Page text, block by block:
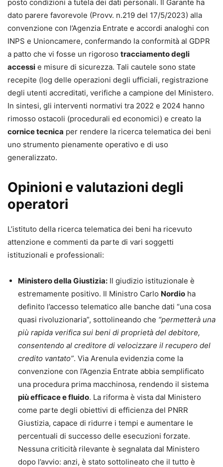
posto condizioni a tutela dei dati personali. Il Garante ha
dato parere favorevole (Provv. n.219 del 17/5/2023) alla
convenzione con l’Agenzia Entrate e accordi analoghi con
INPS e Unioncamere, confermando la conformità al GDPR
a patto che vi fosse un rigoroso tracciamento degli
accessi e misure di sicurezza. Tali cautele sono state
recepite (log delle operazioni degli ufficiali, registrazione
degli utenti accreditati, verifiche a campione del Ministero.
In sintesi, gli interventi normativi tra 2022 e 2024 hanno
rimosso ostacoli (procedurali ed economici) e creato la
cornice tecnica per rendere la ricerca telematica dei beni
uno strumento pienamente operativo e di uso
generalizzato.
Opinioni e valutazioni degli
operatori
L’istituto della ricerca telematica dei beni ha ricevuto
attenzione e commenti da parte di vari soggetti
istituzionali e professionali:
Ministero della Giustizia: Il giudizio istituzionale è
estremamente positivo. Il Ministro Carlo Nordio ha
definito l’accesso telematico alle banche dati “una cosa
quasi rivoluzionaria”, sottolineando che “permetterà una
più rapida verifica sui beni di proprietà del debitore,
consentendo al creditore di velocizzare il recupero del
credito vantato”. Via Arenula evidenzia come la
convenzione con l’Agenzia Entrate abbia semplificato
una procedura prima macchinosa, rendendo il sistema
più efficace e fluido. La riforma è vista dal Ministero
come parte degli obiettivi di efficienza del PNRR
Giustizia, capace di ridurre i tempi e aumentare le
percentuali di successo delle esecuzioni forzate.
Nessuna criticità rilevante è segnalata dal Ministero
dopo l’avvio: anzi, è stato sottolineato che il tutto è